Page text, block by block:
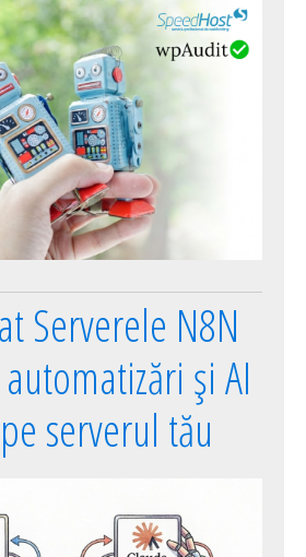
Serverele N8N
și AI
serverul tău